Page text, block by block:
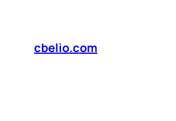
contenidocbelio.com